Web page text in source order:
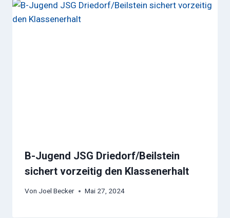
B-Jugend JSG Driedorf/Beilstein
sichert vorzeitig den Klassenerhalt
Von Joel Becker Mai 27, 2024